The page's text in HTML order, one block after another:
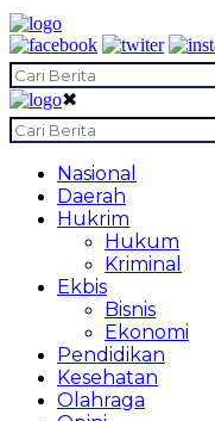
✖
Nasional
Daerah
Hukrim
Hukum
Kriminal
Ekbis
Bisnis
Ekonomi
Pendidikan
Kesehatan
Olahraga